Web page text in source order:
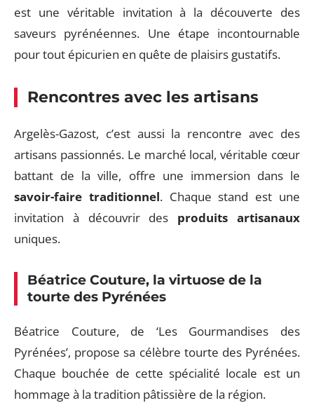
est une véritable invitation à la découverte des
saveurs pyrénéennes. Une étape incontournable
pour tout épicurien en quête de plaisirs gustatifs.
Rencontres avec les artisans
Argelès-Gazost, c’est aussi la rencontre avec des
artisans passionnés. Le marché local, véritable cœur
battant de la ville, offre une immersion dans le
savoir-faire traditionnel. Chaque stand est une
invitation à découvrir des produits artisanaux
uniques.
Béatrice Couture, la virtuose de la
tourte des Pyrénées
Béatrice Couture, de ‘Les Gourmandises des
Pyrénées’, propose sa célèbre tourte des Pyrénées.
Chaque bouchée de cette spécialité locale est un
hommage à la tradition pâtissière de la région.